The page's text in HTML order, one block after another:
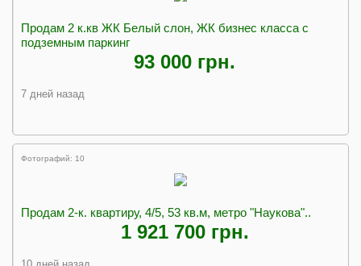
Продам 2 к.кв ЖК Белый слон, ЖК бизнес класса с
подземным паркинг
93 000 грн.
7 дней назад
Фотографий: 10
Продам 2-к. квартиру, 4/5, 53 кв.м, метро "Наукова"..
1 921 700 грн.